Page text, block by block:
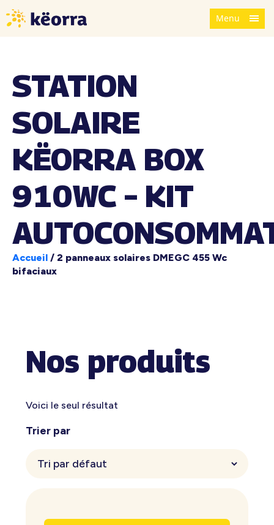
Menu
STATION
SOLAIRE
KËORRA BOX
910WC – KIT
Accueil / 2 panneaux solaires DMEGC 455 Wc
bifaciaux
Nos produits
Voici le seul résultat
Trier par